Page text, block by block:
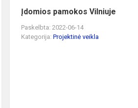
Įdomios pamokos Vilniuje
Paskelbta: 2022-06-14
Kategorija:Projektinė veikla